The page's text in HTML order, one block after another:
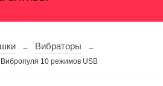
→ Вибраторы →
Вибропуля 10 режимов USB